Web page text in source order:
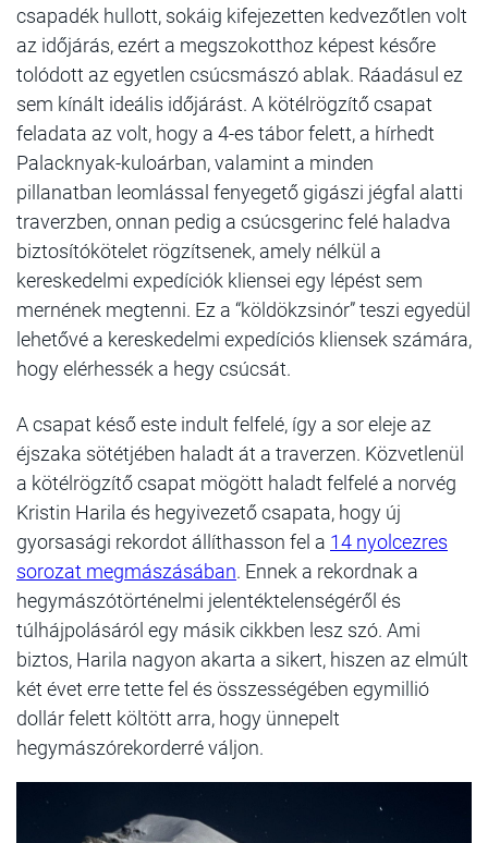
csapadék hullott, sokáig kifejezetten kedvezőtlen volt
az időjárás, ezért a megszokotthoz képest későre
tolódott az egyetlen csúcsmászó ablak. Ráadásul ez
sem kínált ideális időjárást. A kötélrögzítő csapat
feladata az volt, hogy a 4-es tábor felett, a hírhedt
Palacknyak-kuloárban, valamint a minden
pillanatban leomlással fenyegető gigászi jégfal alatti
traverzben, onnan pedig a csúcsgerinc felé haladva
biztosítókötelet rögzítsenek, amely nélkül a
kereskedelmi expedíciók kliensei egy lépést sem
mernének megtenni. Ez a “köldökzsinór” teszi egyedül
lehetővé a kereskedelmi expedíciós kliensek számára,
hogy elérhessék a hegy csúcsát.
A csapat késő este indult felfelé, így a sor eleje az
éjszaka sötétjében haladt át a traverzen. Közvetlenül
a kötélrögzítő csapat mögött haladt felfelé a norvég
Kristin Harila és hegyivezető csapata, hogy új
gyorsasági rekordot állíthasson fel a 14 nyolcezres
sorozat megmászásában. Ennek a rekordnak a
hegymászótörténelmi jelentéktelenségéről és
túlhájpolásáról egy másik cikkben lesz szó. Ami
biztos, Harila nagyon akarta a sikert, hiszen az elmúlt
két évet erre tette fel és összességében egymillió
dollár felett költött arra, hogy ünnepelt
hegymászórekorderré váljon.